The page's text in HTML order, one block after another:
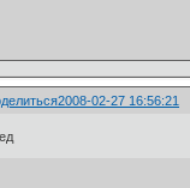
2008-02-27 16:56:21